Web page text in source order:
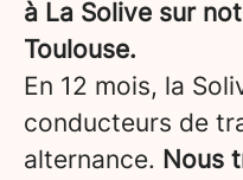
à La Solive sur
Toulouse.
En 12 mois, la
conducteurs de
alternance. Nous